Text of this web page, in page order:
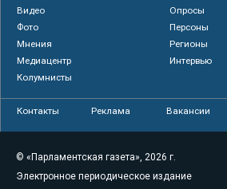
Видео
Опросы
Фото
Персоны
Мнения
Регионы
Медиацентр
Интервью
Колумнисты
Контакты Реклама Вакансии
© «Парламентская газета», 2026 г.
Электронное периодическое издание